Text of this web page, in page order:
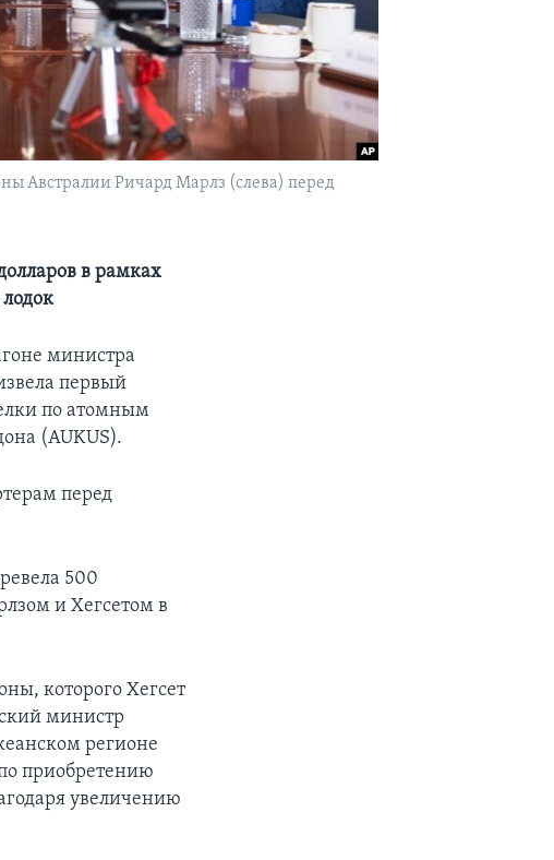
Австралии Ричард Марлз (слева) перед
в рамках
министра
первый
по атомным
(AUKUS).
перед
500
и Хегсетом в
которого Хегсет
министр
регионе
приобретению
увеличению